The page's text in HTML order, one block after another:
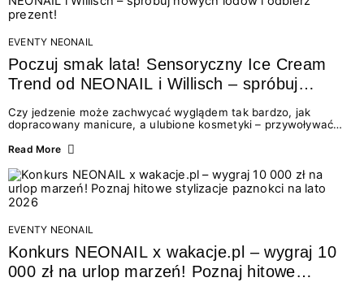
EVENTY NEONAIL
Poczuj smak lata! Sensoryczny Ice Cream
Trend od NEONAIL i Willisch – spróbuj
nowych lodów i odbierz prezent!
Czy jedzenie może zachwycać wyglądem tak bardzo, jak
dopracowany manicure, a ulubione kosmetyki – przywoływać
świata beauty i oszałamiających deserów to coś więcej niż
zmysłami: przez soczysty kolor, aksamitną teksturę,
orzeźwiający zapach i słodki akcent na podniebieniu. Tego lata
NEONAIL łączy siły z marką Willisch, tworząc unikalny projekt
na styku jedzenia i piękna....
Read More
EVENTY NEONAIL
Konkurs NEONAIL x wakacje.pl – wygraj 10
000 zł na urlop marzeń! Poznaj hitowe